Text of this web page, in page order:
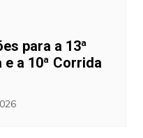
para a 13ª
a 10ª Corrida